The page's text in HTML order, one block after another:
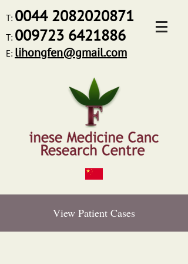
T: 0044 2082020871
T: 009723 6421886
E: lihongfen@gmail.com
View Patient Cases